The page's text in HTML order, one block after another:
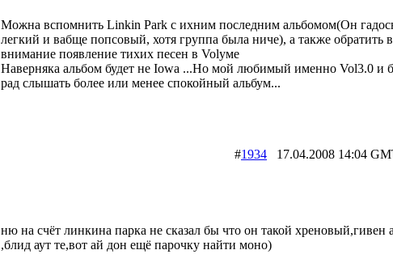
Можна вспомнить Linkin Park с ихним последним альбомом(Он
легкий и вабще попсовый, хотя группа была ниче), а также обратить
внимание появление тихих песен в Volуме
Наверняка альбом будет не Iowa ...Но мой любимый именно Vol3.0 и
рад слышать более или менее спокойный альбум...
#1934 17.04.2008 14:04
ню на счёт линкина парка не сказал бы что он такой хреновый,гивен
,блид аут те,вот ай дон ещё парочку найти моно)